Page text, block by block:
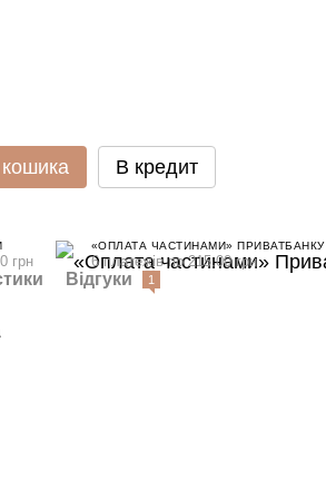
В кредит
грн
«ОПЛАТА ЧАСТИНАМИ» ПРИВАТБАНКУ
6 платежів по 215.00 грн
Відгуки 1